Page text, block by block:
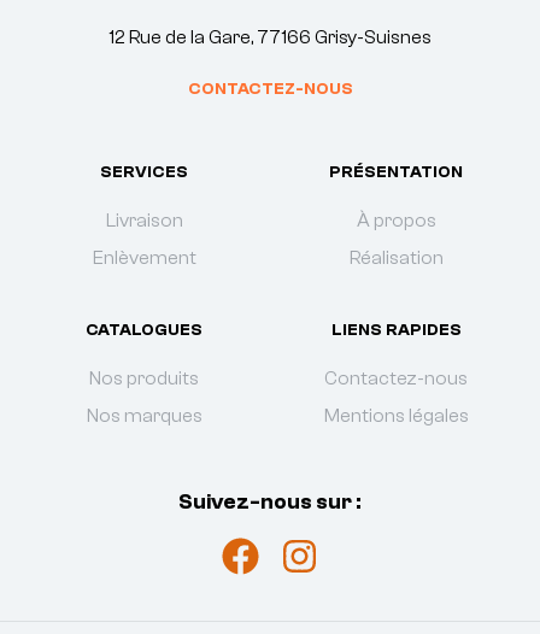
12 Rue de la Gare, 77166 Grisy-Suisnes
CONTACTEZ-NOUS
SERVICES
Livraison
Enlèvement
PRÉSENTATION
À propos
Réalisation
CATALOGUES
Nos produits
Nos marques
LIENS RAPIDES
Contactez-nous
Mentions légales
Suivez-nous sur :